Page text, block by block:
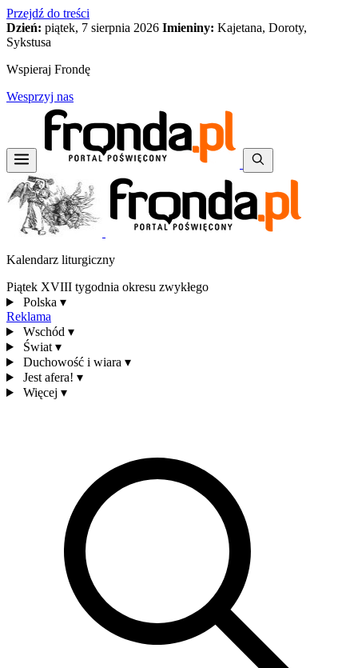
Przejdź do treści
Dzień: piątek, 7 sierpnia 2026 Imieniny: Kajetana, Doroty,
Sykstusa
Wspieraj Frondę
Wesprzyj nas
Kalendarz liturgiczny
Piątek XVIII tygodnia okresu zwykłego
Polska ▾
Reklama
Wschód ▾
Świat ▾
Duchowość i wiara ▾
Jest afera! ▾
Więcej ▾